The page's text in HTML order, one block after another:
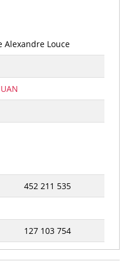
Alexandre Louce
452 211 535
127 103 754